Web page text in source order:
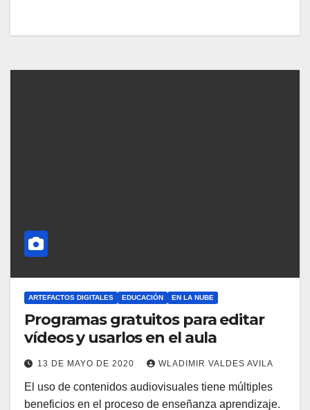
ARTEFACTOS DIGITALES EDUCACIÓN EN LA NUBE
Programas gratuitos para editar
vídeos y usarlos en el aula
13 DE MAYO DE 2020 WLADIMIR VALDES AVILA
El uso de contenidos audiovisuales tiene múltiples
beneficios en el proceso de enseñanza aprendizaje.